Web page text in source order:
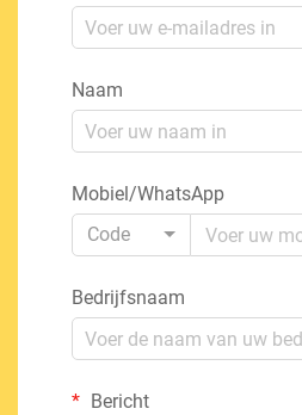
Naam
Mobiel/WhatsApp
Code
Bedrijfsnaam
Bericht